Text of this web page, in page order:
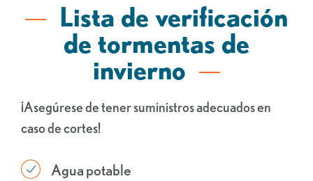
Lista de verificación
de tormentas de
invierno
¡Asegúrese de tener suministros adecuados en
caso de cortes!
Agua potable